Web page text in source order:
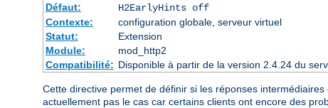
Défaut:
H2EarlyHints off
Contexte:
configuration globale, serveur virtuel
Statut:
Extension
Module:
mod_http2
Compatibilité: Disponible à partir de la version 2.4.24 du
Cette directive permet de définir si les réponses
actuellement pas le cas car certains clients ont encore des